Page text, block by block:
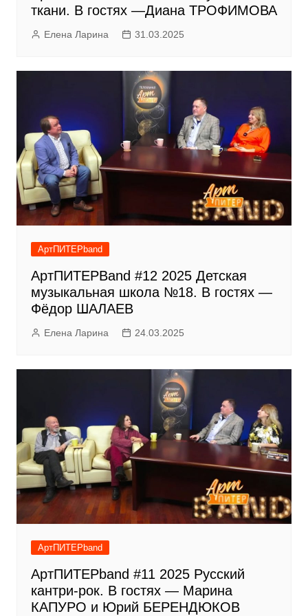
ткани. В гостях —Диана ТРОФИМОВА
Елена Ларина 31.03.2025
АртПИТЕРband
АртПИТЕРBand #12 2025 Детская
музыкальная школа №18. В гостях —
Фёдор ШАЛАЕВ
Елена Ларина 24.03.2025
АртПИТЕРband
АртПИТЕРband #11 2025 Русский
кантри-рок. В гостях — Марина
КАПУРО и Юрий БЕРЕНДЮКОВ